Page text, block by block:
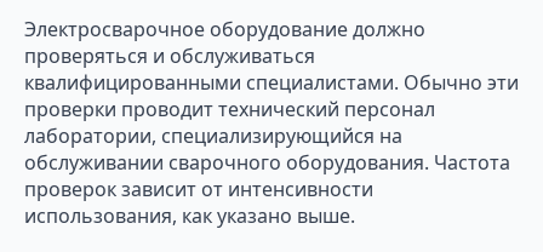
Электросварочное оборудование должно
проверяться и обслуживаться
квалифицированными специалистами. Обычно эти
проверки проводит технический персонал
лаборатории, специализирующийся на
обслуживании сварочного оборудования. Частота
проверок зависит от интенсивности
использования, как указано выше.